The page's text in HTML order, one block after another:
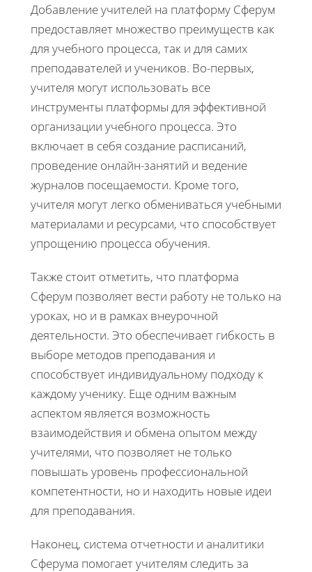
Добавление учителей на платформу Сферум
предоставляет множество преимуществ как
для учебного процесса, так и для самих
преподавателей и учеников. Во-первых,
учителя могут использовать все
инструменты платформы для эффективной
организации учебного процесса. Это
включает в себя создание расписаний,
проведение онлайн-занятий и ведение
журналов посещаемости. Кроме того,
учителя могут легко обмениваться учебными
материалами и ресурсами, что способствует
упрощению процесса обучения.
Также стоит отметить, что платформа
Сферум позволяет вести работу не только на
уроках, но и в рамках внеурочной
деятельности. Это обеспечивает гибкость в
выборе методов преподавания и
способствует индивидуальному подходу к
каждому ученику. Еще одним важным
аспектом является возможность
взаимодействия и обмена опытом между
учителями, что позволяет не только
повышать уровень профессиональной
компетентности, но и находить новые идеи
для преподавания.
Наконец, система отчетности и аналитики
Сферума помогает учителям следить за